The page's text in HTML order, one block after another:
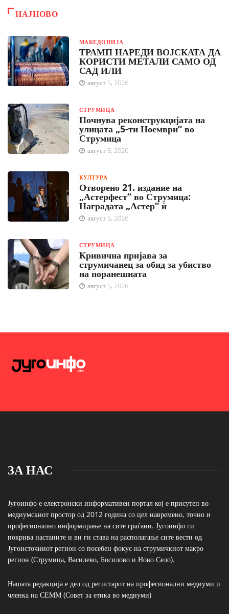
НАЈНОВО
МАКЕДОНИЈА
ТРАМП НАРЕДИ ВОЈСКАТА ДА
КОРИСТИ МЕТАЛИ САМО ОД
САД ИЛИ
август 5, 2026
СТРУМИЦА
Почнува реконструкцијата на
улицата „5-ти Ноември“ во
Струмица
август 5, 2026
КУЛТУРА
Отворено 21. издание на
„Астерфест“ во Струмица:
Наградата „Астер“ ѝ
август 5, 2026
СТРУМИЦА
Кривична пријава за
струмичанец за обид за убиство
на поранешната
август 5, 2026
ЗА НАС
Југоинфо е електронски информативен портал кој е присутен во
медиумскиот простор од 2012 година со цел навремено, точно и
професионално информирање на сите граѓани. Југоинфо ги
покрива настаните и ви ги става на располагање сите вести од
Југоисточниот регион со посебен фокус на струмичкиот макро
регион (Струмица, Василево, Босилово и Ново Село).
Нашата редакција е дел од регистарот на професионални медиуми и
членка на СЕММ (Совет за етика во медиуми)